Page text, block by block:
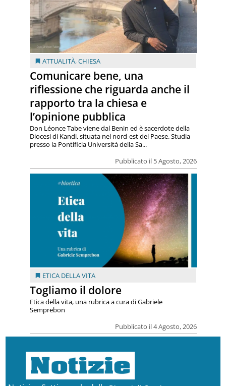
ATTUALITÀ,CHIESA
Comunicare bene, una
riflessione che riguarda anche il
rapporto tra la chiesa e
l’opinione pubblica
Pubblicato il 5 Agosto, 2026
Don Léonce Tabe viene dal Benin ed è sacerdote della
Diocesi di Kandi, situata nel nord-est del Paese. Studia
presso la Pontificia Università della Sa...
ETICA DELLA VITA
Togliamo il dolore
Pubblicato il 4 Agosto, 2026
Etica della vita, una rubrica a cura di Gabriele
Semprebon